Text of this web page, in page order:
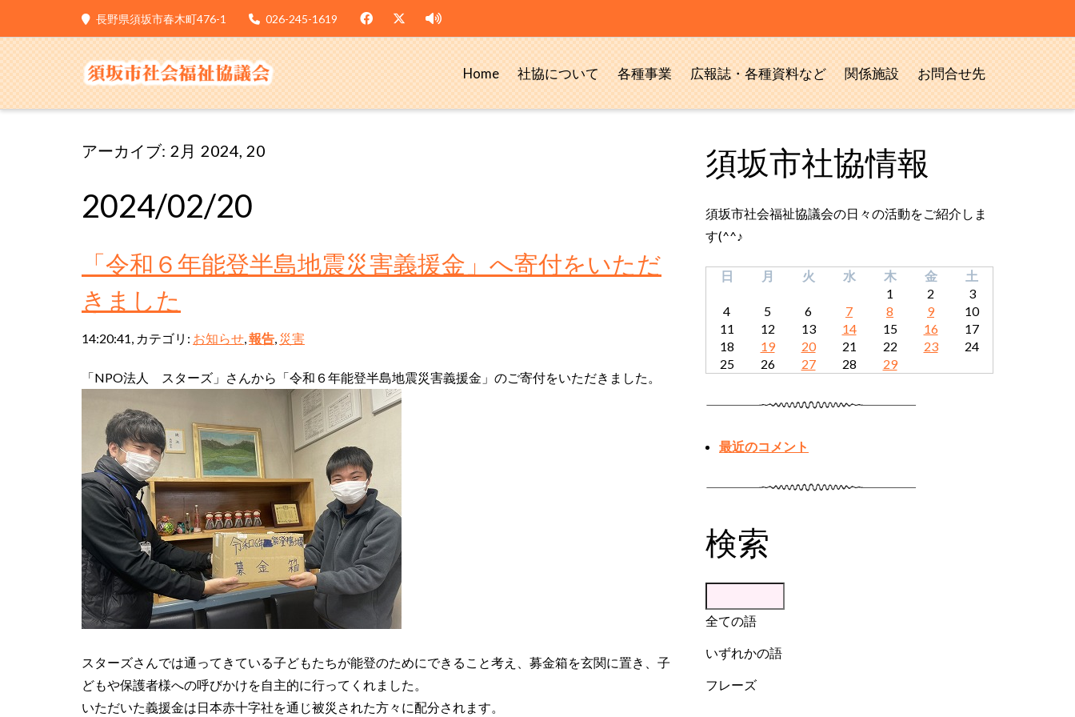
長野県須坂市春木町476-1 026-245-1619
Home 社協について 各種事業 広報誌・各種資料など 関係施設 お問合せ先
アーカイブ: 2月 2024, 20
2024/02/20
「令和６年能登半島地震災害義援金」へ寄付をいただ
きました
14:20:41, カテゴリ: お知らせ,報告, 災害
「NPO法人 スターズ」さんから「令和６年能登半島地震災害義援金」のご寄付をいただきました。
スターズさんでは通ってきている子どもたちが能登のためにできること考え、募金箱を玄関に置き、子
どもや保護者様への呼びかけを自主的に行ってくれました。
いただいた義援金は日本赤十字社を通じ被災された方々に配分されます。
須坂市社協情報
須坂市社会福祉協議会の日々の活動をご紹介しま
す(^^♪
日 月 火 水 木 金
土
1
2
3
4
5 6 7 8 9
10
11
12 13 14 15 16
17
18
19 20 21 22 23
24
25
26 27 28 29
最近のコメント
検索
全ての語
いずれかの語
フレーズ